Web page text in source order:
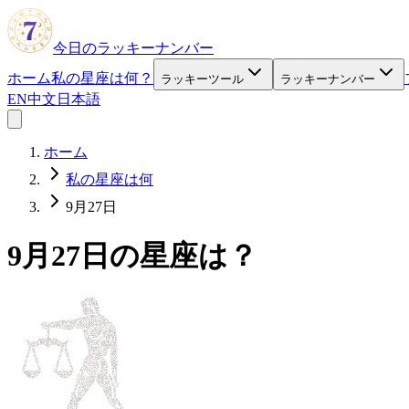
今日のラッキーナンバー
ホーム私の星座は何？ ラッキーツール ラッキーナンバー
EN中文 日本語
ホーム
私の星座は何
9月27日
9月27日の星座は？